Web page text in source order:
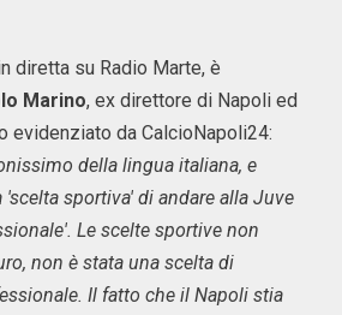
diretta su Radio Marte, è
Marino, ex direttore di Napoli ed
evidenziato da CalcioNapoli24:
della lingua italiana, e
sportiva' di andare alla Juve
Le scelte sportive non
non è stata una scelta di
Il fatto che il Napoli stia